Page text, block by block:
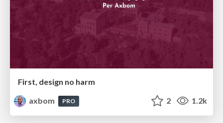
First, design no harm
axbom
PRO 2 1.2k